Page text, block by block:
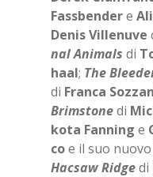
Fas­sben­dere
De­nis Vil­le­nu­ve
nal Ani­mals di
haal; The
di Fran­ca
Brim­sto­nedi
ko­ta Fan­ning e
coe il suo
Hac­saw Rid­gedi